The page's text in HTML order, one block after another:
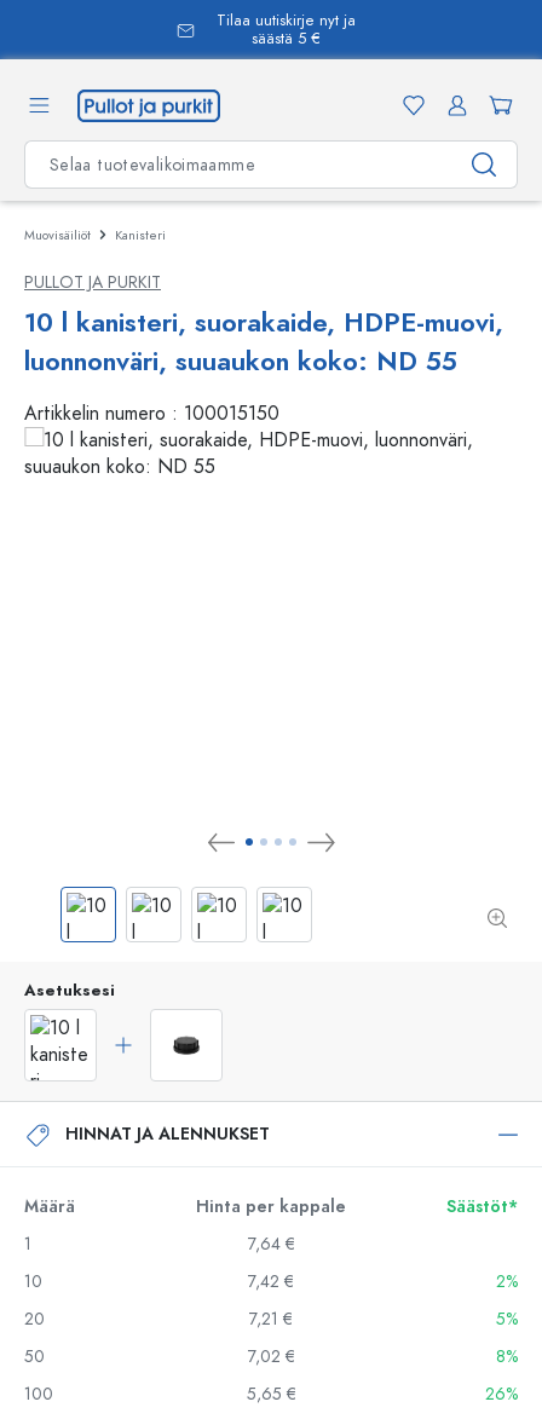
Tilaa uutiskirje nyt ja
säästä 5 €
Muovisäiliöt Kanisteri
PULLOT JA PURKIT
10 l kanisteri, suorakaide, HDPE-muovi,
luonnonväri, suuaukon koko: ND 55
Artikkelin numero : 100015150
Asetuksesi
HINNAT JA ALENNUKSET
Määrä Hinta per kappale
Säästöt*
1
7,64 €
10
7,42 €
2%
20
7,21 €
5%
50
7,02 €
8%
100
5,65 €
26%